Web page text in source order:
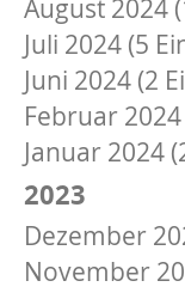
August 2024
Juli 2024 (5
Juni 2024 (2
Februar
Januar 2024
2023
Dezember
November